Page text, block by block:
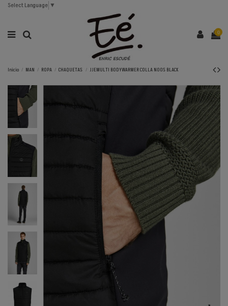
Select Language ▼
0
Inicio MAN ROPA CHAQUETAS JJEMULTI BODYWARMER COLLA NOOS BLACK